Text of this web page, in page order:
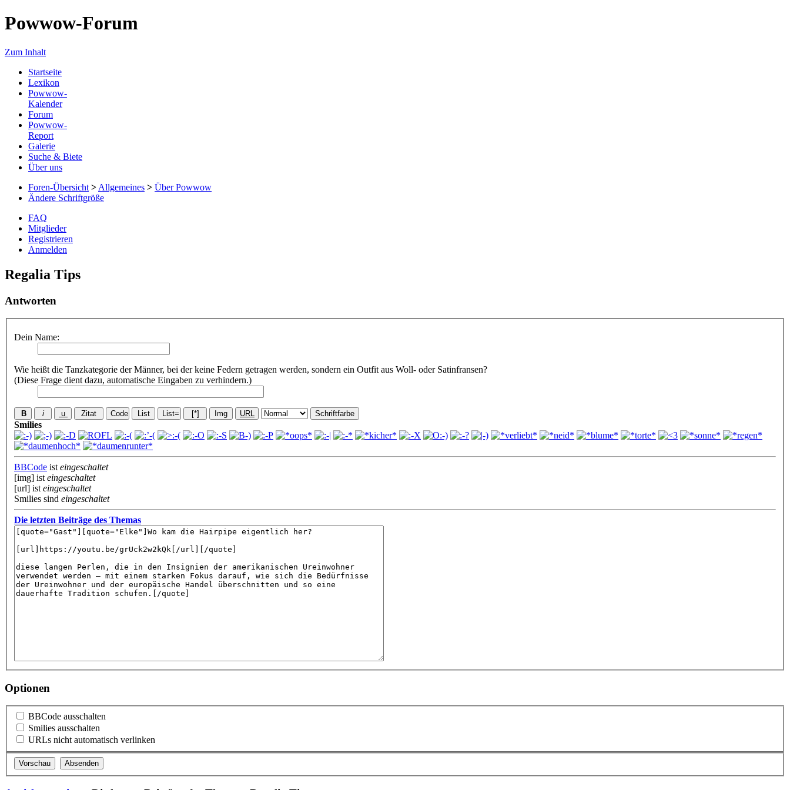
Powwow-Forum
Zum Inhalt
Startseite
Lexikon
Powwow-
Kalender
Forum
Powwow-
Report
Galerie
Suche & Biete
Über uns
Foren-Übersicht > Allgemeines > Über Powwow
Ändere Schriftgröße
FAQ
Mitglieder
Registrieren
Anmelden
Regalia Tips
Antworten
Dein Name:
Wie heißt die Tanzkategorie der Männer, bei der keine Federn getragen werden, sondern ein Outfit aus Woll- oder Satinfransen?
(Diese Frage dient dazu, automatische Eingaben zu verhindern.)
Smilies
BBCode ist eingeschaltet
[img] ist eingeschaltet
[url] ist eingeschaltet
Smilies sind eingeschaltet
Die letzten Beiträge des Themas
Optionen
BBCode ausschalten
Smilies ausschalten
URLs nicht automatisch verlinken